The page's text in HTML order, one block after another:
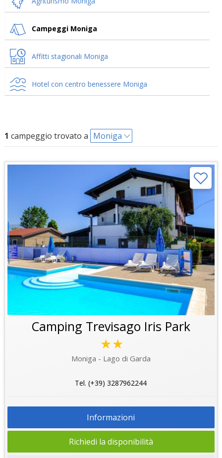
Campeggi Moniga
Affitti stagionali Moniga
Hotel con centro benessere Moniga
1 campeggio trovato a Moniga
Camping Trevisago Iris Park
★★
Moniga - Lago di Garda
Tel. (+39) 3287962244
Informazioni
Richiedi la disponibilità